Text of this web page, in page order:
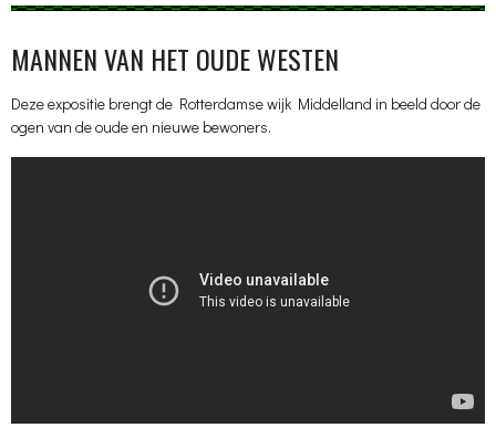
MANNEN VAN HET OUDE WESTEN
Deze expositie brengt de Rotterdamse wijk Middelland in beeld door de
ogen van de oude en nieuwe bewoners.